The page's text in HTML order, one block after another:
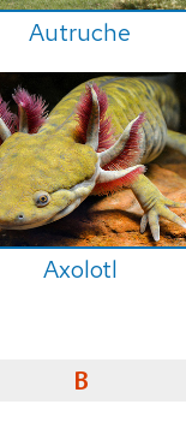
Autruche
Axolotl
B